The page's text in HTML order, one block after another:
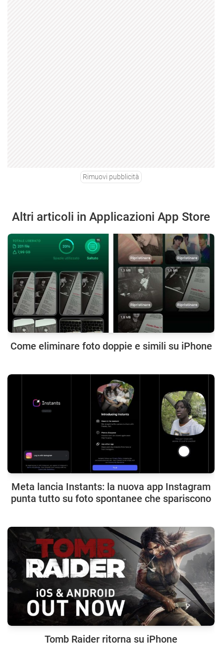
Rimuovi pubblicità
Altri articoli in Applicazioni App Store
Come eliminare foto doppie e simili su iPhone
Meta lancia Instants: la nuova app Instagram
punta tutto su foto spontanee che spariscono
Tomb Raider ritorna su iPhone